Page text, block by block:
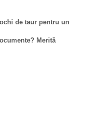
de taur pentru un
Merită